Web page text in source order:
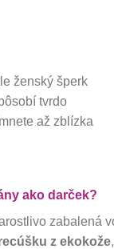
ženský šperk
tvrdo
až zblízka
ako darček?
zabalená
z ekokože